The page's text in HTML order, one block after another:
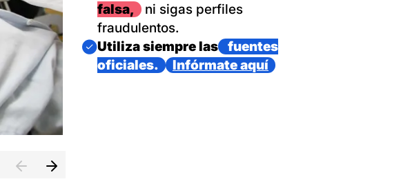
falsa,
ni sigas perfiles
fraudulentos.
Imagen
Utiliza siempre las
fuentes
oficiales.
Infórmate aquí